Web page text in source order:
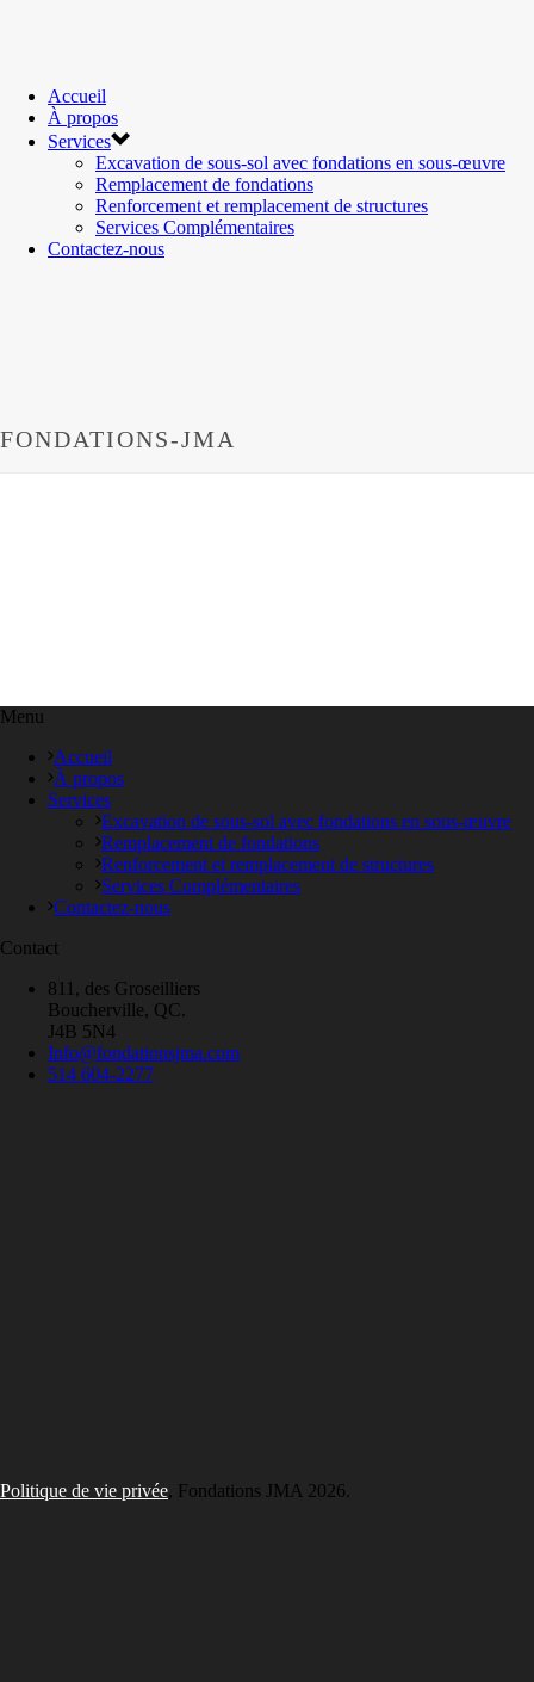
Accueil
À propos
Services
Excavation de sous-sol avec fondations en sous-œuvre
Remplacement de fondations
Renforcement et remplacement de structures
Services Complémentaires
Contactez-nous
FONDATIONS-JMA
Menu
Accueil
À propos
Services
Excavation de sous-sol avec fondations en sous-œuvre
Remplacement de fondations
Renforcement et remplacement de structures
Services Complémentaires
Contactez-nous
Contact
811, des Groseilliers
Boucherville, QC.
J4B 5N4
Info@fondationsjma.com
514 604-2277
Politique de vie privée, Fondations JMA 2026.